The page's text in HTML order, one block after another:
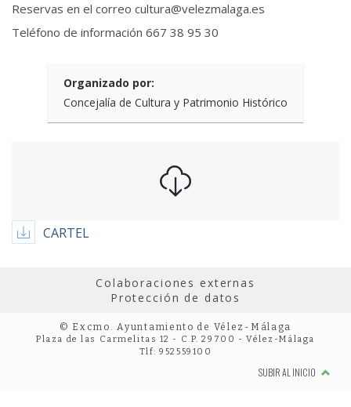
Reservas en el correo cultura@velezmalaga.es
Teléfono de información 667 38 95 30
Organizado por:
Concejalía de Cultura y Patrimonio Histórico
CARTEL
Colaboraciones externas
Protección de datos
© Excmo. Ayuntamiento de Vélez-Málaga
Plaza de las Carmelitas 12 - C.P. 29700 - Vélez-Málaga
Tlf: 952559100
SUBIR AL INICIO